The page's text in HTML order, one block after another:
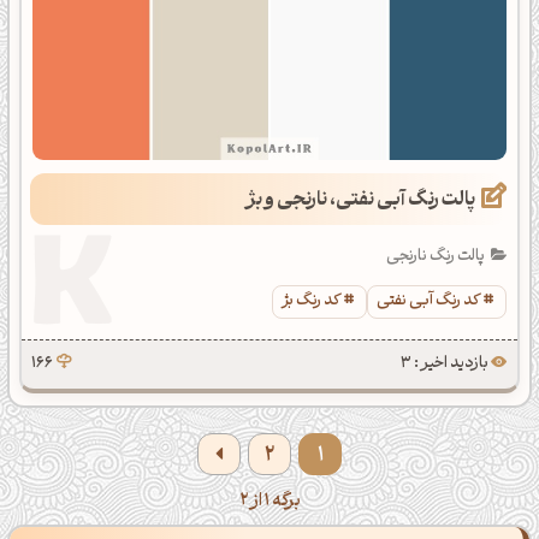
پالت رنگ آبی نفتی، نارنجی و بژ
پالت رنگ نارنجی
کد رنگ آبی نفتی
کد رنگ بژ
بازدید اخیر : 3 166
1
2
برگه 1 از 2